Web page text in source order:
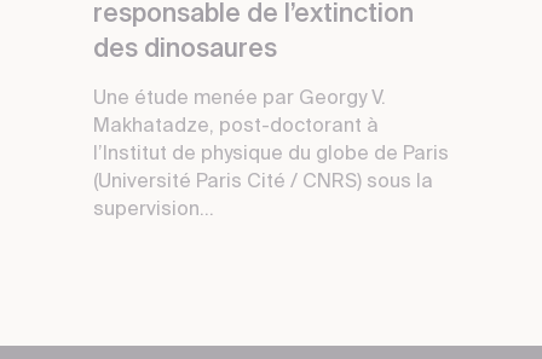
responsable de l’extinction
des dinosaures
Une étude menée par Georgy V.
Makhatadze, post-doctorant à
l’Institut de physique du globe de Paris
(Université Paris Cité / CNRS) sous la
supervision...